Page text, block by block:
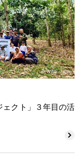
© WWF-Japan
ェクト」３年目の活